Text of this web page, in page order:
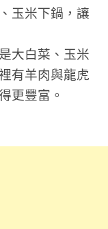
玉米下鍋，讓
大白菜、玉米
有羊肉與龍虎
更豐富。